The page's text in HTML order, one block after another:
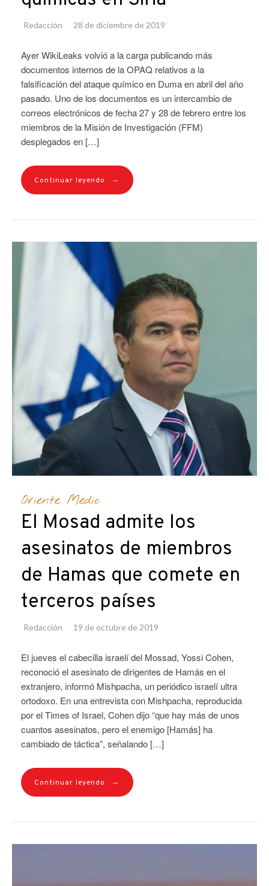
Redacción 28 de diciembre de 2019
Ayer WikiLeaks volvió a la carga publicando más
documentos internos de la OPAQ relativos a la
falsificación del ataque químico en Duma en abril del año
pasado. Uno de los documentos es un intercambio de
correos electrónicos de fecha 27 y 28 de febrero entre los
miembros de la Misión de Investigación (FFM)
desplegados en […]
Continuar leyendo →
Oriente Medio
El Mosad admite los
asesinatos de miembros
de Hamas que comete en
terceros países
Redacción 19 de octubre de 2019
El jueves el cabecilla israelí del Mossad, Yossi Cohen,
reconoció el asesinato de dirigentes de Hamás en el
extranjero, informó Mishpacha, un periódico israelí ultra
ortodoxo. En una entrevista con Mishpacha, reproducida
por el Times of Israel, Cohen dijo “que hay más de unos
cuantos asesinatos, pero el enemigo [Hamás] ha
cambiado de táctica”, señalando […]
Continuar leyendo →